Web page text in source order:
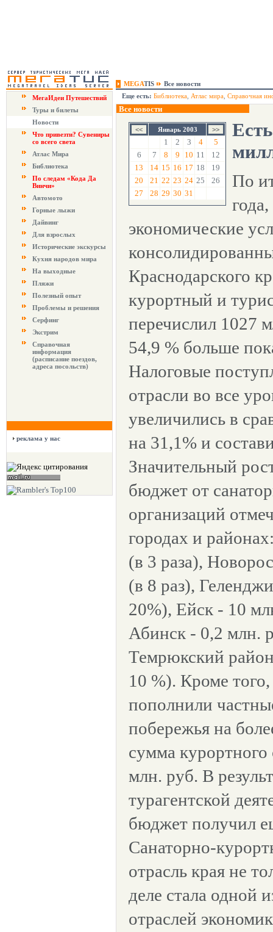
MEGATIS
Все новости
МегаИдеи Путешествий
Туры и билеты
Новости
Что привезти? Сувениры
со всего света
Атлас Мира
Библиотека
По следам «Кода Да
Винчи»
Автомото
Горные лыжи
Дайвинг
Для взрослых
Исторические экскурсы
Кухня народов мира
На выходные
Пляжи
Полезный опыт
Проблемы и решения
Серфинг
Экстрим
Справочная
информация
(расписание поездов,
адреса посольств)
реклама у нас
Еще есть: Библиотека Атлас мира Справочная
Все новости
Январь 2003
1 2 3 4
5
6
7 8 9 10 11
12
13
14 15 16 17 18
19
20
21 22 23 24 25
26
27
28 29 30 31
По
экономические
Краснодарского
курортный и
перечислил 1027
54,9 % больше
Налоговые
отрасли во все
увеличились в
на 31,1% и
Значительный
бюджет от
организаций
городах и
(в 3 раза),
(в 8 раз),
20%), Ейск - 10
Абинск - 0,2 млн.
Темрюкский
10 %). Кроме
пополнили
побережья на
сумма курортного
млн. руб. В
турагентской
бюджет получил
Санаторно-
отрасль края не
деле стала одной
отраслей